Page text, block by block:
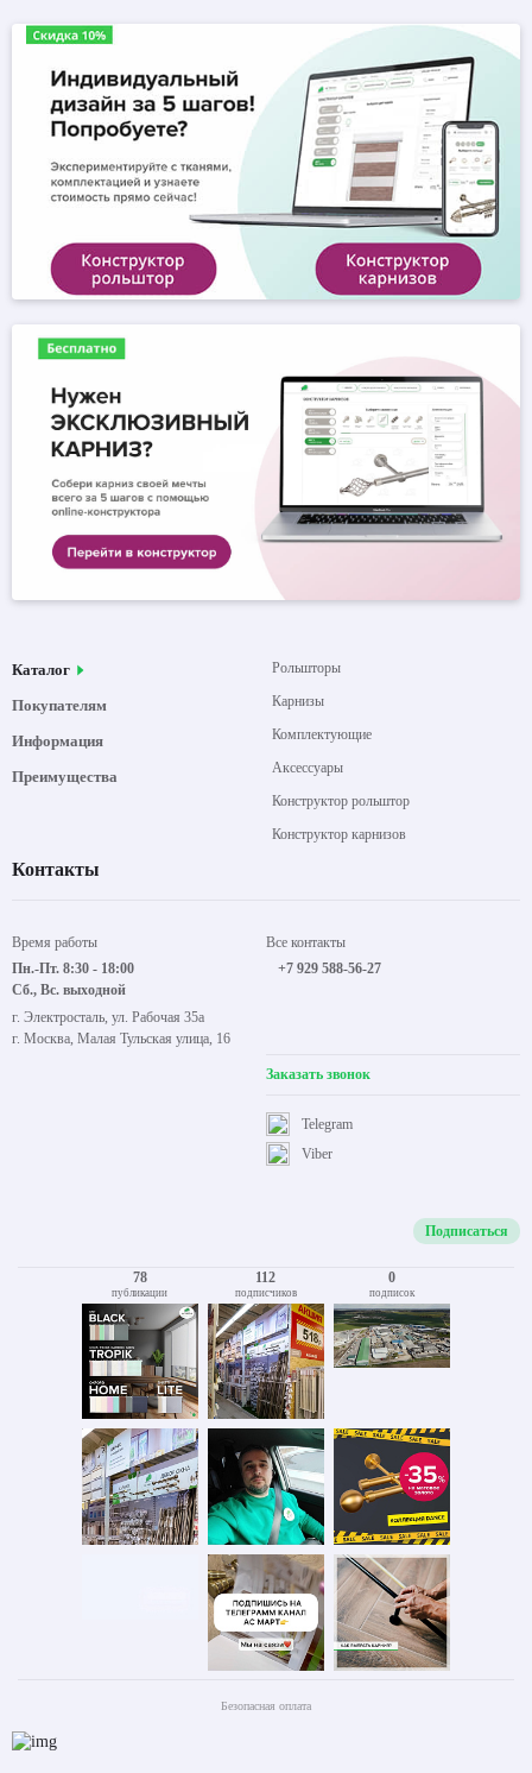
Каталог
Покупателям
Информация
Преимущества
Рольшторы
Карнизы
Комплектующие
Аксессуары
Конструктор рольштор
Конструктор карнизов
Контакты
Время работы
Пн.-Пт. 8:30 - 18:00
Сб., Вс. выходной
г. Электросталь, ул. Рабочая 35а
г. Москва, Малая Тульская улица, 16
Все контакты
+7 929 588-56-27
Заказать звонок
Viber
Telegram
Подписаться
78
публикации
112
подписчиков
0
подписок
Безопасная оплата